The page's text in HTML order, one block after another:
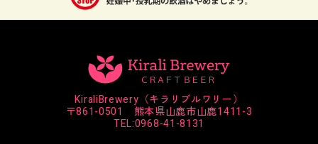
KiraliBrewery（キラリブルワリー）
〒861-0501 熊本県山鹿市山鹿1411-3
TEL:0968-41-8131